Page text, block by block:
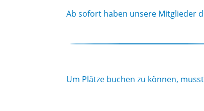
Ab sofort haben unsere Mitglieder
Um Plätze buchen zu können,